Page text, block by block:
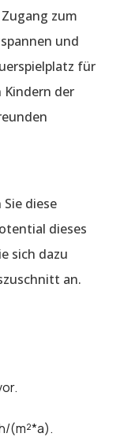
zum
und
für
Kindern der
diese
dieses
sich dazu
an.
(m²*a).